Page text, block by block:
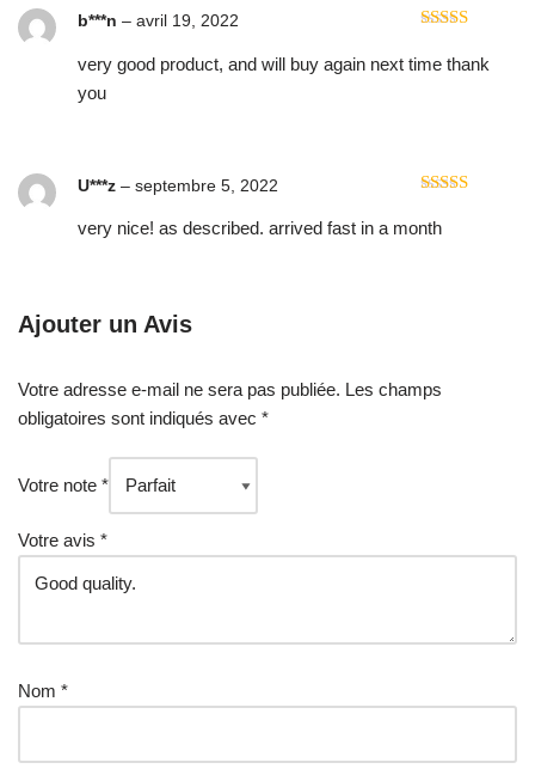
b***n – avril 19, 2022
very good product, and will buy again next time thank
you
U***z – septembre 5, 2022
very nice! as described. arrived fast in a month
Ajouter un Avis
Votre adresse e-mail ne sera pas publiée. Les champs
obligatoires sont indiqués avec *
Votre note *
Votre avis *
Nom *